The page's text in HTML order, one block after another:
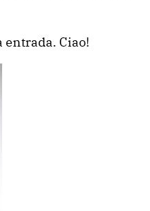
entrada. Ciao!